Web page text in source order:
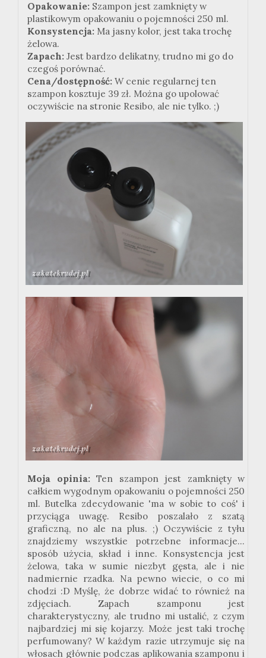
Opakowanie: Szampon jest zamknięty w
plastikowym opakowaniu o pojemności 250 ml.
Konsystencja: Ma jasny kolor, jest taka trochę
żelowa.
Zapach: Jest bardzo delikatny, trudno mi go do
czegoś porównać.
Cena/dostępność: W cenie regularnej ten
szampon kosztuje 39 zł. Można go upolować
oczywiście na stronie Resibo, ale nie tylko. ;)
Moja opinia: Ten szampon jest zamknięty w
całkiem wygodnym opakowaniu o pojemności 250
ml. Butelka zdecydowanie 'ma w sobie to coś' i
przyciąga uwagę. Resibo poszalało z szatą
graficzną, no ale na plus. ;) Oczywiście z tyłu
znajdziemy wszystkie potrzebne informacje...
sposób użycia, skład i inne. Konsystencja jest
żelowa, taka w sumie niezbyt gęsta, ale i nie
nadmiernie rzadka. Na pewno wiecie, o co mi
chodzi :D Myślę, że dobrze widać to również na
zdjęciach. Zapach szamponu jest
charakterystyczny, ale trudno mi ustalić, z czym
najbardziej mi się kojarzy. Może jest taki trochę
perfumowany? W każdym razie utrzymuje się na
włosach głównie podczas aplikowania szamponu i